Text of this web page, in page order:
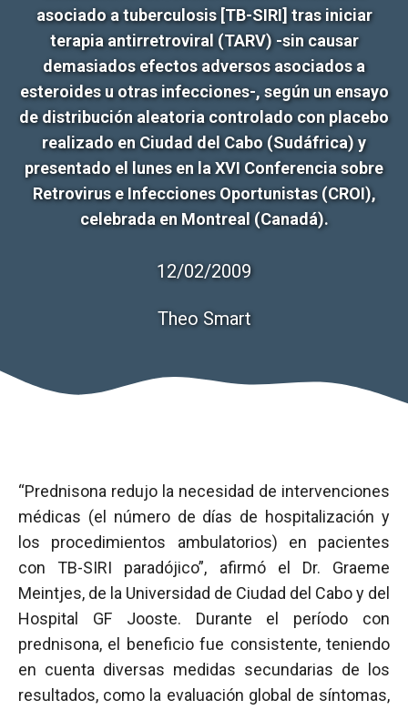
asociado a tuberculosis [TB-SIRI] tras iniciar
terapia antirretroviral (TARV) -sin causar
demasiados efectos adversos asociados a
esteroides u otras infecciones-, según un ensayo
de distribución aleatoria controlado con placebo
realizado en Ciudad del Cabo (Sudáfrica) y
presentado el lunes en la XVI Conferencia sobre
Retrovirus e Infecciones Oportunistas (CROI),
celebrada en Montreal (Canadá).
12/02/2009
Theo Smart
“Prednisona redujo la necesidad de intervenciones
médicas (el número de días de hospitalización y
los procedimientos ambulatorios) en pacientes
con TB-SIRI paradójico”, afirmó el Dr. Graeme
Meintjes, de la Universidad de Ciudad del Cabo y del
Hospital GF Jooste. Durante el período con
prednisona, el beneficio fue consistente, teniendo
en cuenta diversas medidas secundarias de los
resultados, como la evaluación global de síntomas,